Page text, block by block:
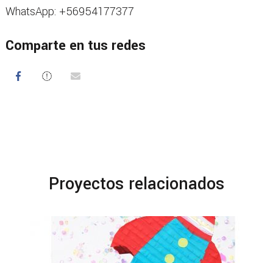
WhatsApp: +56954177377
Comparte en tus redes
Proyectos relacionados